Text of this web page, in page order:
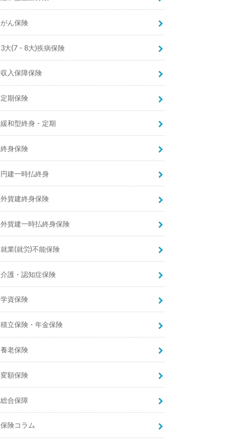
がん保険
3大(7・8大)疾病保険
収入保障保険
定期保険
緩和型終身・定期
終身保険
円建一時払終身
外貨建終身保険
外貨建一時払終身保険
就業(就労)不能保険
介護・認知症保険
学資保険
積立保険・年金保険
養老保険
変額保険
総合保障
保険コラム